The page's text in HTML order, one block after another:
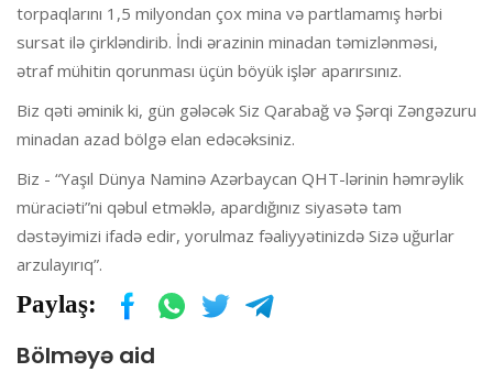
torpaqlarını 1,5 milyondan çox mina və partlamamış hərbi
sursat ilə çirkləndirib. İndi ərazinin minadan təmizlənməsi,
ətraf mühitin qorunması üçün böyük işlər aparırsınız.
Biz qəti əminik ki, gün gələcək Siz Qarabağ və Şərqi Zəngəzuru
minadan azad bölgə elan edəcəksiniz.
Biz - “Yaşıl Dünya Naminə Azərbaycan QHT-lərinin həmrəylik
müraciəti”ni qəbul etməklə, apardığınız siyasətə tam
dəstəyimizi ifadə edir, yorulmaz fəaliyyətinizdə Sizə uğurlar
arzulayırıq”.
Paylaş:
Bölməyə aid